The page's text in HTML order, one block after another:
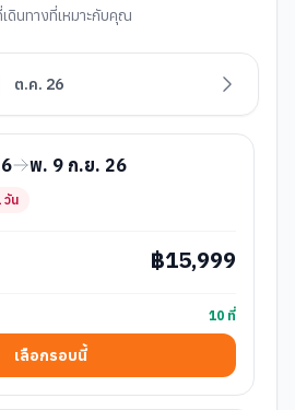
ดินทางที่เหมาะกับคุณ
ต.ค. 26
พ. 9 ก.ย. 26
วัน
฿15,999
10 ที่
เลือกรอบนี้